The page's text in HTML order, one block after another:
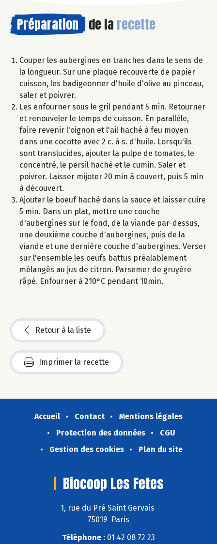
Préparation de la recette
Couper les aubergines en tranches dans le sens de
la longueur. Sur une plaque recouverte de papier
cuisson, les badigeonner d'huile d'olive au pinceau,
saler et poivrer.
Les enfourner sous le gril pendant 5 min. Retourner
et renouveler le temps de cuisson. En parallèle,
faire revenir l'oignon et l'ail haché à feu moyen
dans une cocotte avec 2 c. à s. d'huile. Lorsqu'ils
sont translucides, ajouter la pulpe de tomates, le
concentré, le persil haché et le cumin. Saler et
poivrer. Laisser mijoter 20 min à couvert, puis 5 min
à découvert.
Ajouter le boeuf haché dans la sauce et laisser cuire
5 min. Dans un plat, mettre une couche
d'aubergines sur le fond, de la viande par-dessus,
une deuxième couche d'aubergines, puis de la
viande et une dernière couche d'aubergines. Verser
sur l'ensemble les oeufs battus préalablement
mélangés au jus de citron. Parsemer de gruyère
râpé. Enfourner à 210°C pendant 10min.
Retour à la liste
Imprimer la recette
Accueil Contact
Mentions légales
Protection des données
CGU
Gestion des cookies
Plan du site
Biocoop Les Fetes
1, rue du Pré Saint Gervais
75019 Paris
Téléphone : 01 42 08 72 23